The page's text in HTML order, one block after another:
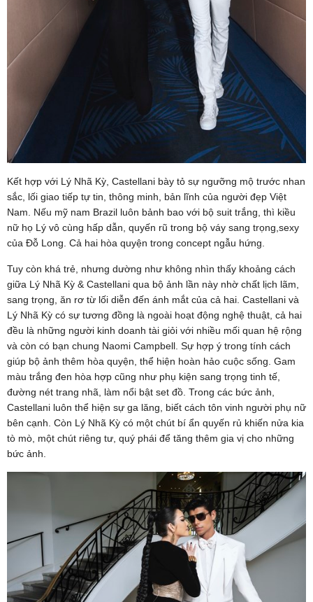
Kết hợp với Lý Nhã Kỳ, Castellani bày tỏ sự ngưỡng mộ trước nhan
sắc, lối giao tiếp tự tin, thông minh, bản lĩnh của người đẹp Việt
Nam. Nếu mỹ nam Brazil luôn bảnh bao với bộ suit trắng, thì kiều
nữ họ Lý vô cùng hấp dẫn, quyến rũ trong bộ váy sang trọng,sexy
của Đỗ Long. Cả hai hòa quyện trong concept ngẫu hứng.
Tuy còn khá trẻ, nhưng dường như không nhìn thấy khoảng cách
giữa Lý Nhã Kỳ & Castellani qua bộ ảnh lần này nhờ chất lịch lãm,
sang trọng, ăn rơ từ lối diễn đến ánh mắt của cả hai. Castellani và
Lý Nhã Kỳ có sự tương đồng là ngoài hoạt động nghệ thuật, cả hai
đều là những người kinh doanh tài giỏi với nhiều mối quan hệ rộng
và còn có bạn chung Naomi Campbell. Sự hợp ý trong tính cách
giúp bộ ảnh thêm hòa quyện, thể hiện hoàn hảo cuộc sống. Gam
màu trắng đen hòa hợp cũng như phụ kiện sang trọng tinh tế,
đường nét trang nhã, làm nổi bật set đồ. Trong các bức ảnh,
Castellani luôn thể hiện sự ga lăng, biết cách tôn vinh người phụ nữ
bên cạnh. Còn Lý Nhã Kỳ có một chút bí ẩn quyến rủ khiến nửa kia
tò mò, một chút riêng tư, quý phái để tăng thêm gia vị cho những
bức ảnh.